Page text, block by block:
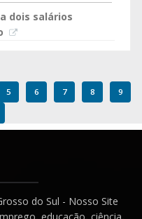
dois salários
5 6 7 8
9
do Sul - Nosso Site